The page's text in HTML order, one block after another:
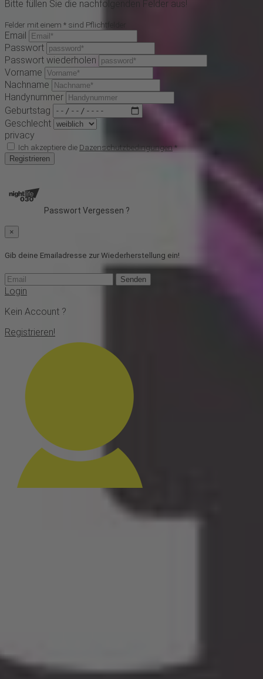
Bitte füllen Sie die nachfolgenden Felder aus!
Felder mit einem * sind Pflichtfelder
Email
Passwort
Passwort wiederholen
Vorname
Nachname
Handynummer
Geburtstag
Geschlecht
privacy
Ich akzeptiere die Dazenschutzbedingungen*
Registrieren
Passwort Vergessen ?
×
Gib deine Emailadresse zur Wiederherstellung ein!
Senden
Login
Kein Account ?
Registrieren!